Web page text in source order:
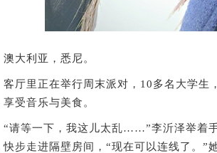
利亚，悉尼。
里正在举行周末派对，10多名大学生
享受音乐与美食。
等一下，我这儿太乱……”李沂泽举着手
快步走进隔壁房间，“现在可以连线了。”